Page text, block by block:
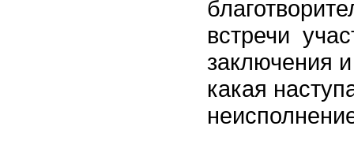
встречи
заключения
какая